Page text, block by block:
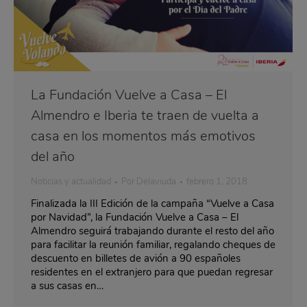
La Fundación Vuelve a Casa – El
Almendro e Iberia te traen de vuelta a
casa en los momentos más emotivos
del año
Noticias y actualidad Por Delaviuda febrero 1, 2018
Finalizada la III Edición de la campaña “Vuelve a Casa
por Navidad”, la Fundación Vuelve a Casa – El
Almendro seguirá trabajando durante el resto del año
para facilitar la reunión familiar, regalando cheques de
descuento en billetes de avión a 90 españoles
residentes en el extranjero para que puedan regresar
a sus casas en…